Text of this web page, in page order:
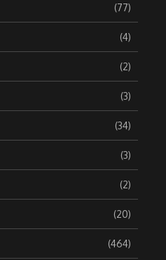
(77)
(4)
(2)
(3)
(34)
(3)
(2)
(20)
(464)